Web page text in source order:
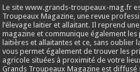
Le site www.grands-troupeaux-mag.fr
Troupeaux Magazine, une revue
l’élevage laitier et allaitant. Il reprend
magazine et communique également
laitières et allaitantes et ce, sans oublier
vous permet également de trouver les
agricole situées à proximité de votre
Grands Troupeaux Magazine est